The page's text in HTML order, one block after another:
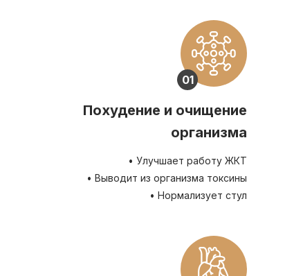
01
Похудение и очищение
организма
• Улучшает работу ЖКТ
• Выводит из организма токсины
• Нормализует стул